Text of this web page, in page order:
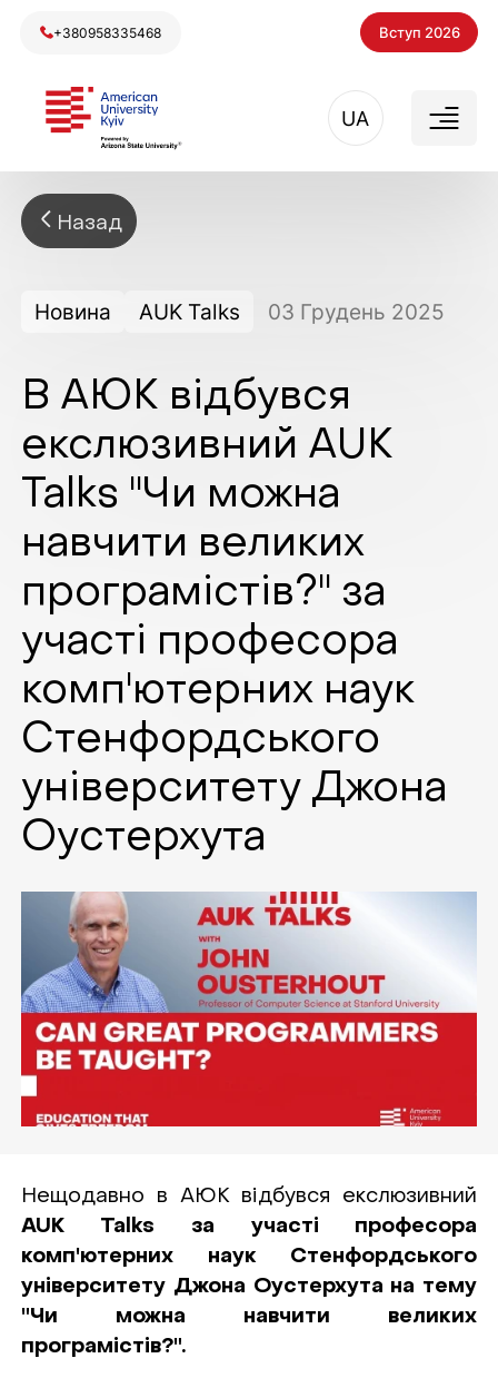
+380958335468 Вступ 2026
UA
Назад
Новина AUK Talks 03 Грудень 2025
В АЮК відбувся
екслюзивний AUK
Talks "Чи можна
навчити великих
програмістів?" за
участі професора
комп'ютерних наук
Стенфордського
університету Джона
Оустерхута
Нещодавно в АЮК відбувся екслюзивний
AUK Talks за участі професора
комп'ютерних наук Стенфордського
університету Джона Оустерхута на тему
"Чи можна навчити великих
програмістів?".